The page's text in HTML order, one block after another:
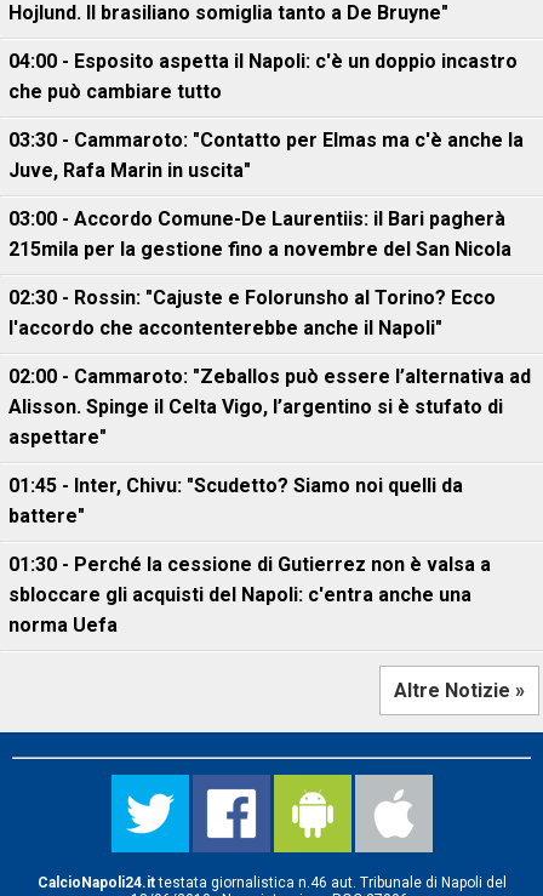
Hojlund. Il brasiliano somiglia tanto a De Bruyne"
04:00 - Esposito aspetta il Napoli: c'è un doppio incastro
che può cambiare tutto
03:30 - Cammaroto: "Contatto per Elmas ma c'è anche la
Juve, Rafa Marin in uscita"
03:00 - Accordo Comune-De Laurentiis: il Bari pagherà
215mila per la gestione fino a novembre del San Nicola
02:30 - Rossin: "Cajuste e Folorunsho al Torino? Ecco
l'accordo che accontenterebbe anche il Napoli"
02:00 - Cammaroto: "Zeballos può essere l’alternativa ad
Alisson. Spinge il Celta Vigo, l’argentino si è stufato di
aspettare"
01:45 - Inter, Chivu: "Scudetto? Siamo noi quelli da
battere"
01:30 - Perché la cessione di Gutierrez non è valsa a
sbloccare gli acquisti del Napoli: c'entra anche una
norma Uefa
Altre Notizie »
CalcioNapoli24.ittestata giornalistica n.46 aut. Tribunale di Napoli del